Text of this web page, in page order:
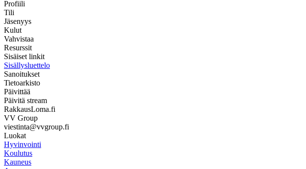
Profiili
Tili
Jäsenyys
Kulut
Vahvistaa
Resurssit
Sisäiset linkit
Sisällysluettelo
Sanoitukset
Tietoarkisto
Päivittää
Päivitä stream
RakkausLoma.fi
VV Group
viestinta@vvgroup.fi
Luokat
Hyvinvointi
Koulutus
Kauneus